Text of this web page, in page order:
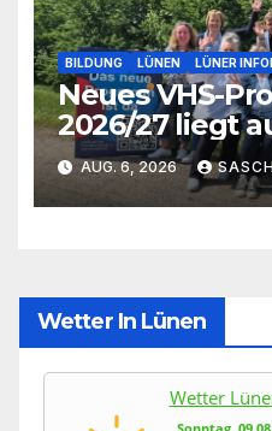
BILDUNG LÜNEN LÜNER
Neues VHS-
2026/27 liegt
IGA-Guides
Formate
AUG. 6, 2026
Wetter In Lünen
Wetter